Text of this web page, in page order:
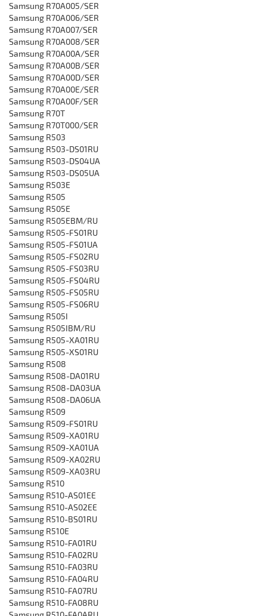
‎Samsung R70A005/SER
‎Samsung R70A006/SER
‎Samsung R70A007/SER
‎Samsung R70A008/SER
‎Samsung R70A00A/SER
‎Samsung R70A00B/SER
‎Samsung R70A00D/SER
‎Samsung R70A00E/SER
‎Samsung R70A00F/SER
‎Samsung R70T
‎Samsung R70T000/SER
Samsung R503
‎Samsung R503-DS01RU
Samsung R503-DS04UA
‎Samsung R503-DS05UA
Samsung R503E
Samsung R505
Samsung R505E
Samsung R505EBM/RU
‎Samsung R505-FS01RU
‎Samsung R505-FS01UA
‎Samsung R505-FS02RU
‎Samsung R505-FS03RU
‎Samsung R505-FS04RU
‎Samsung R505-FS05RU
‎Samsung R505-FS06RU
‎Samsung R505I
‎Samsung R505IBM/RU
‎Samsung R505-XA01RU
‎Samsung R505-XS01RU
Samsung R508
‎Samsung R508-DA01RU
Samsung R508-DA03UA
‎Samsung R508-DA06UA
Samsung R509
‎Samsung R509-FS01RU
‎Samsung R509-XA01RU
Samsung R509-XA01UA
‎Samsung R509-XA02RU
‎Samsung R509-XA03RU
Samsung R510
‎Samsung R510-AS01EE
‎Samsung R510-AS02EE
‎Samsung R510-BS01RU
‎Samsung R510E
‎Samsung R510-FA01RU
‎Samsung R510-FA02RU
‎Samsung R510-FA03RU
‎Samsung R510-FA04RU
‎Samsung R510-FA07RU
‎Samsung R510-FA08RU